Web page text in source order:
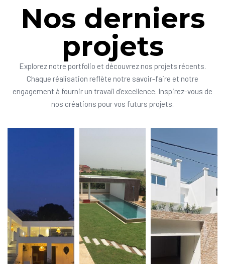
Nos derniers
projets
Explorez notre portfolio et découvrez nos projets récents.
Chaque réalisation reflète notre savoir-faire et notre
engagement à fournir un travail d’excellence. Inspirez-vous de
nos créations pour vos futurs projets.